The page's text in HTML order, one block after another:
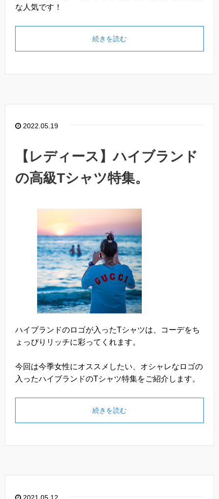
な人気です！
続きを読む
2022.05.19
【レディース】ハイブランド
の高級Tシャツ特集。
ハイブランドのロゴが入ったTシャツは、コーデをち
ょっぴりリッチに彩ってくれます。
今回は今季女性にオススメしたい、オシャレなロゴの
入ったハイブランドのTシャツ特集をご紹介します。
続きを読む
2021.05.12